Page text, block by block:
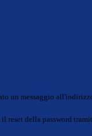
un messaggio
reset della password